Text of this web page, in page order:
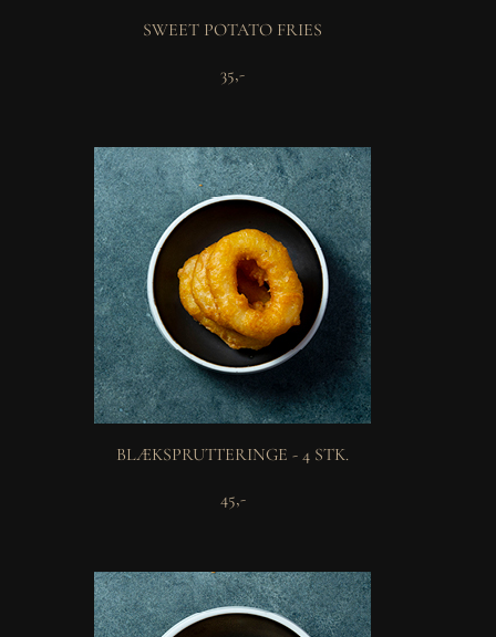
SWEET POTATO FRIES
35,-
BLÆKSPRUTTERINGE - 4 STK.
45,-